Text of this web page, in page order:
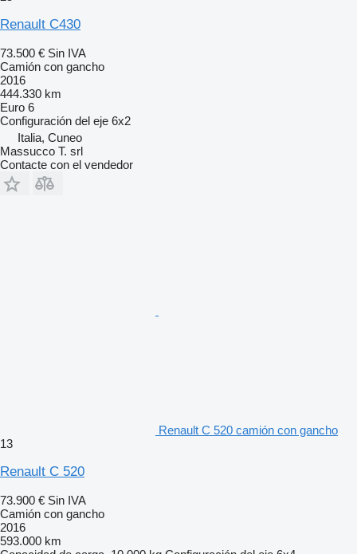
Renault C430
73.500 € Sin IVA
Camión con gancho
2016
444.330 km
Euro 6
Configuración del eje 6x2
Italia, Cuneo
Massucco T. srl
Contacte con el vendedor
Renault C 520 camión con gancho
13
Renault C 520
73.900 € Sin IVA
Camión con gancho
2016
593.000 km